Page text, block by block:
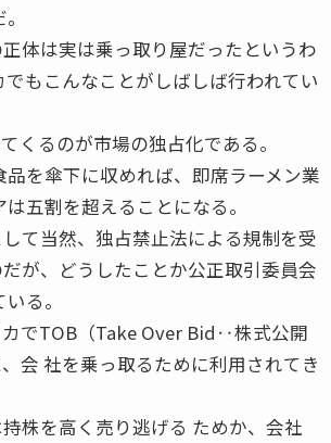
正体は実は乗っ取り屋だったというわ
でもこんなことがしばしば行われてい
くるのが市場の独占化である。
品を傘下に収めれば、即席ラーメン業
五割を超えることになる。
て当然、独占禁止法による規制を受
が、どうしたことか公正取引委員会
る。
でTOB（Take Over Bid‥株式公開
会 社を乗っ取るために利用されてき
株を高く売り逃げる ためか、会社